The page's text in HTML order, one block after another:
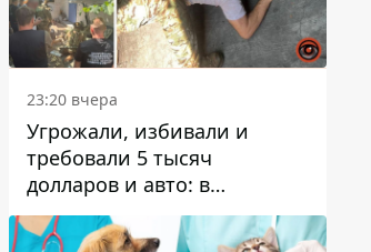
23:20 вчера
Угрожали, избивали и
требовали 5 тысяч
долларов и авто: в
Павлограде задержали двух
мужчин